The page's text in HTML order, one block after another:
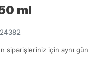
ml
siparişleriniz için aynı gün